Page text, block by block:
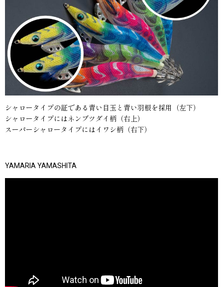
シャロータイプの証である青い目玉と青い羽根を採用（左下）
シャロータイプにはネンブツダイ柄（右上）
スーパーシャロータイプにはイワシ柄（右下）
YAMARIA YAMASHITA